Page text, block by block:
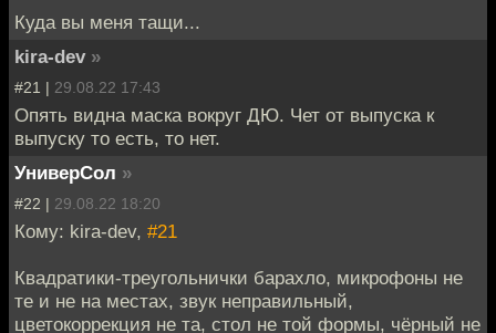
Куда вы меня тащи...
kira-dev »
#21 | 29.08.22 17:43
Опять видна маска вокруг ДЮ. Чет от выпуска к
выпуску то есть, то нет.
УниверСол »
#22 | 29.08.22 18:20
Кому: kira-dev, #21
Квадратики-треугольнички барахло, микрофоны не
те и не на местах, звук неправильный,
цветокоррекция не та, стол не той формы, чёрный не